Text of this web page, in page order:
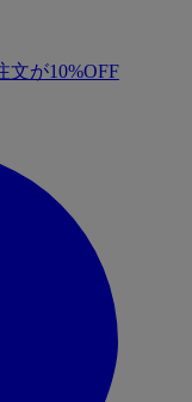
文が10%OFF